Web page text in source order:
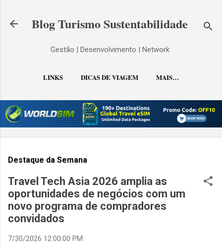
Blog Turismo Sustentabilidade
Gestão | Desenvolvimento | Network
LINKS DICAS DE VIAGEM MAIS…
CONTATO
Destaque da Semana
Travel Tech Asia 2026 amplia as
oportunidades de negócios com um
novo programa de compradores
convidados
7/30/2026 12:00:00 PM